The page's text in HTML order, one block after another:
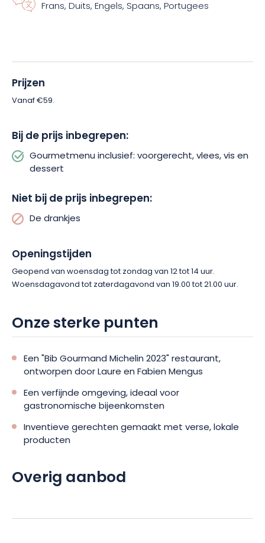
creaties. Naast de keuken biedt Le Cygne ook een verfijnde
Ook jij kunt dit buitengewone culinaire avontuur aangaan en
het land van de Elzas.
Frans, Duits, Engels, Spaans, Portugees
Prijzen
Vanaf €59.
Bij de prijs inbegrepen:
Gourmetmenu inclusief: voorgerecht, vlees, vis en
dessert
Niet bij de prijs inbegrepen:
De drankjes
Openingstijden
Geopend van woensdag tot zondag van 12 tot 14 uur.
Woensdagavond tot zaterdagavond van 19.00 tot 21.00 uur.
Onze sterke punten
Een "Bib Gourmand Michelin 2023" restaurant,
ontworpen door Laure en Fabien Mengus
Een verfijnde omgeving, ideaal voor
gastronomische bijeenkomsten
Inventieve gerechten gemaakt met verse, lokale
producten
Overig aanbod